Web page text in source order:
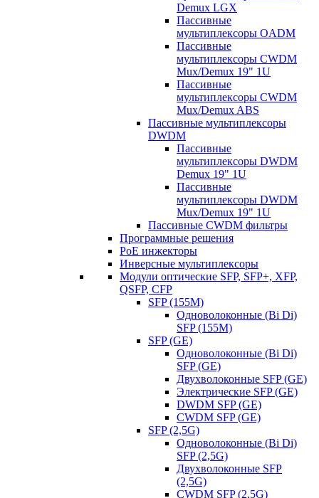
Demux LGX
Пассивные
мультиплексоры OADM
Пассивные
мультиплексоры CWDM
Mux/Demux 19" 1U
Пассивные
мультиплексоры CWDM
Mux/Demux ABS
Пассивные мультиплексоры
DWDM
Пассивные
мультиплексоры DWDM
Demux 19" 1U
Пассивные
мультиплексоры DWDM
Mux/Demux 19" 1U
Пассивные CWDM фильтры
Программные решения
PoE инжекторы
Инверсные мультиплексоры
Модули оптические SFP, SFP+, XFP,
QSFP, CFP
SFP (155M)
Одноволоконные (Bi Di)
SFP (155M)
SFP (GE)
Одноволоконные (Bi Di)
SFP (GE)
Двухволоконные SFP (GE)
Электрические SFP (GE)
DWDM SFP (GE)
CWDM SFP (GE)
SFP (2,5G)
Одноволоконные (Bi Di)
SFP (2,5G)
Двухволоконные SFP
(2,5G)
CWDM SFP (2,5G)